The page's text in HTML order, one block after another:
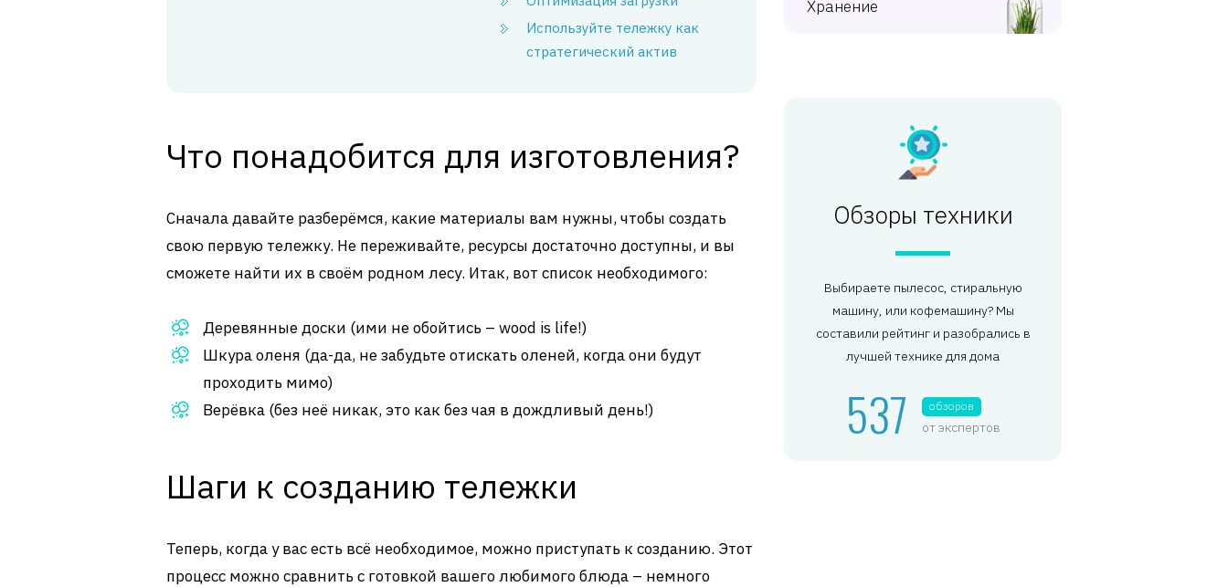
Используйте тележку как
стратегический актив
Что понадобится для изготовления?
Сначала давайте разберёмся, какие материалы вам нужны, чтобы создать
свою первую тележку. Не переживайте, ресурсы достаточно доступны, и вы
сможете найти их в своём родном лесу. Итак, вот список необходимого:
Деревянные доски (ими не обойтись – wood is life!)
Шкура оленя (да-да, не забудьте отискать оленей, когда они будут
проходить мимо)
Верёвка (без неё никак, это как без чая в дождливый день!)
Шаги к созданию тележки
Теперь, когда у вас есть всё необходимое, можно приступать к созданию. Этот
процесс можно сравнить с готовкой вашего любимого блюда – немного
Хранение
Обзоры техники
Выбираете пылесос, стиральную
машину, или кофемашину? Мы
составили рейтинг и разобрались в
лучшей технике для дома
537 обзоров
от экспертов